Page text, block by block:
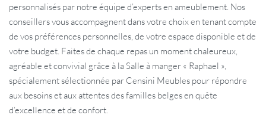
personnalisés par notre équipe d’experts en ameublement. Nos
conseillers vous accompagnent dans votre choix en tenant compte
de vos préférences personnelles, de votre espace disponible et de
votre budget. Faites de chaque repas un moment chaleureux,
agréable et convivial grâce à la Salle à manger « Raphael »,
spécialement sélectionnée par Censini Meubles pour répondre
aux besoins et aux attentes des familles belges en quête
d’excellence et de confort.